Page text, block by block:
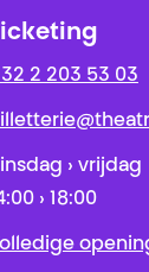
2 203 53 03
› vrijdag
› 18:00